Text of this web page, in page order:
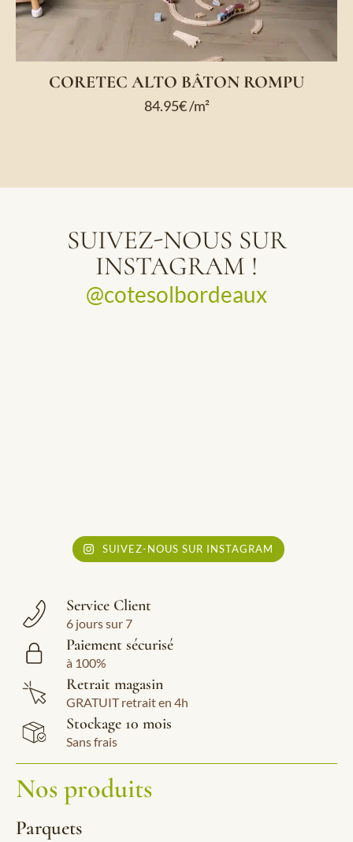
CORETEC ALTO BÂTON ROMPU
84.95€/m²
SUIVEZ-NOUS SUR
INSTAGRAM !
@cotesolbordeaux
SUIVEZ-NOUS SUR INSTAGRAM
Service Client
6 jours sur 7
Paiement sécurisé
à 100%
Retrait magasin
GRATUIT retrait en 4h
Stockage 10 mois
Sans frais
Nos produits
Parquets